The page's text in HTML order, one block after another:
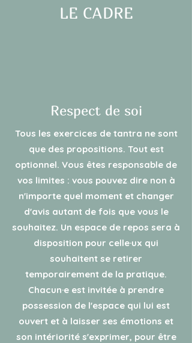
LE CADRE
Respect de soi
Tous les exercices de tantra ne sont
que des propositions. Tout est
optionnel. Vous êtes responsable de
vos limites : vous pouvez dire non à
n'importe quel moment et changer
d'avis autant de fois que vous le
souhaitez. Un espace de repos sera à
disposition pour celle·ux qui
souhaitent se retirer
temporairement de la pratique.
Chacun·e est invitée à prendre
possession de l'espace qui lui est
ouvert et à laisser ses émotions et
son intériorité s'exprimer, pour être